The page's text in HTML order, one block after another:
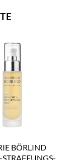
BÖRLIND
STRAFFUNGS-